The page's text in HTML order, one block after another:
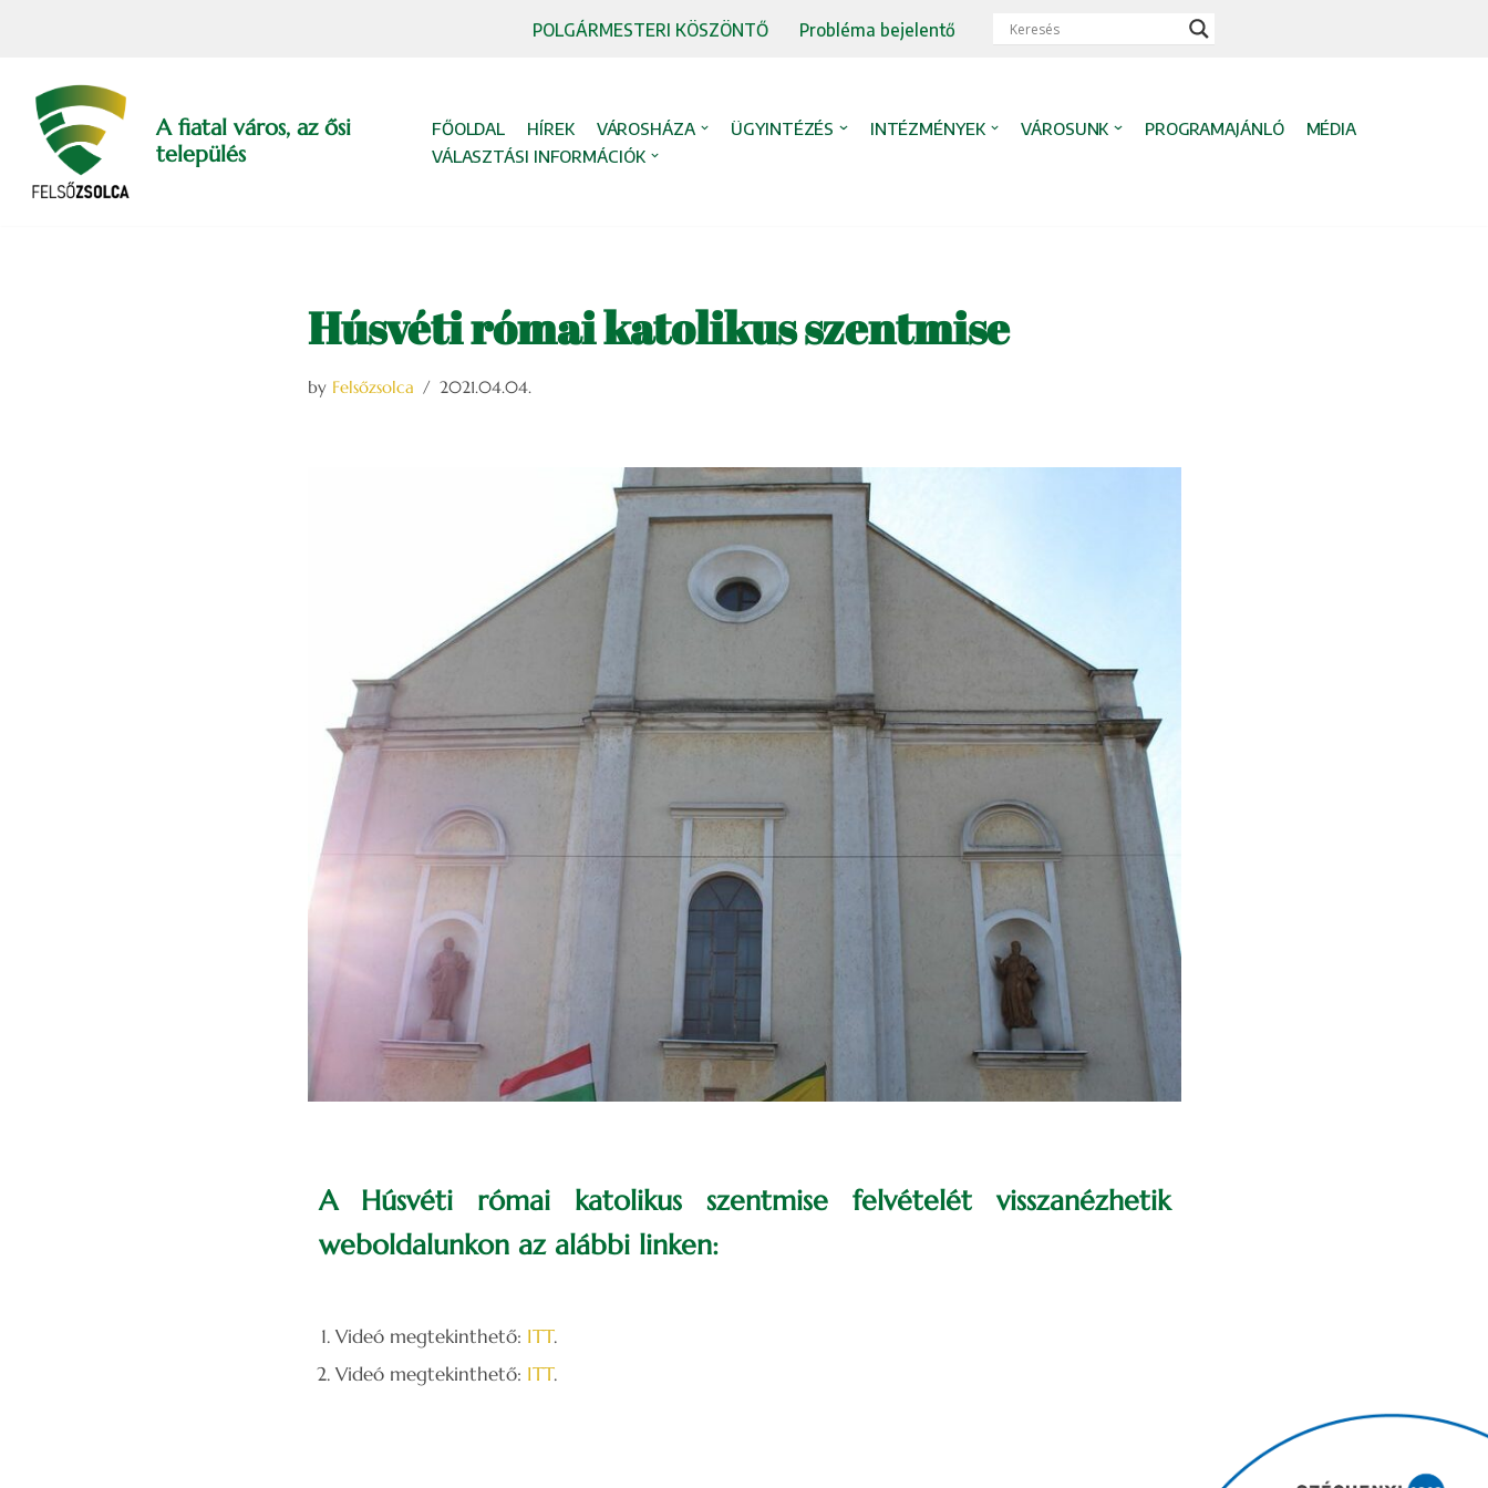
content
POLGÁRMESTERI KÖSZÖNTŐ Probléma bejelentő
A fiatal város, az ősi
település
FŐOLDAL HÍREK VÁROSHÁZA ÜGYINTÉZÉS INTÉZMÉNYEK VÁROSUNK PROGRAMAJÁNLÓ
MÉDIA
VÁLASZTÁSI INFORMÁCIÓK
Húsvéti római katolikus szentmise
by Felsőzsolca 2021.04.04.
A Húsvéti római katolikus szentmise felvételét visszanézhetik
weboldalunkon az alábbi linken:
Videó megtekinthető: ITT.
Videó megtekinthető: ITT.